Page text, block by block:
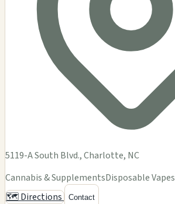
5119-A South Blvd., Charlotte, NC
Cannabis & SupplementsDisposable Vapes
🗺️ Directions Contact